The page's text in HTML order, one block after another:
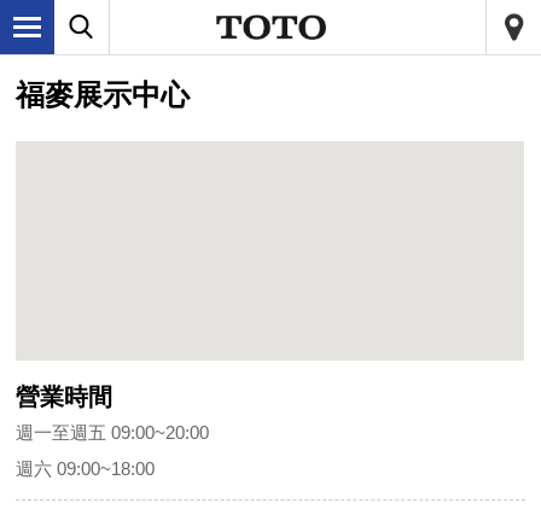
福麥展示中心
營業時間
週一至週五 09:00~20:00
週六 09:00~18:00